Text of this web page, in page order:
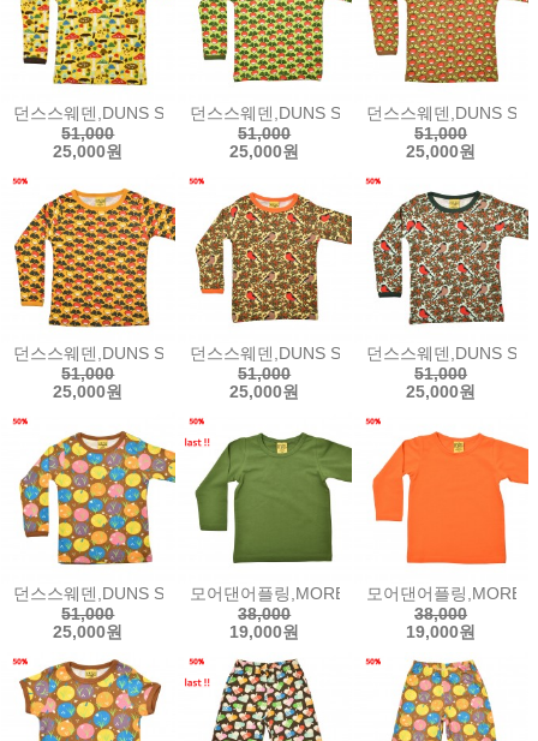
던스스웨덴,DUNS SWEDEN Long Sleeve Tops - Mushroom Yellow
51,000
25,000원
던스스웨덴,DUNS SWEDEN Long Sleeve
51,000
25,000원
던스스웨덴,DUNS
51,000
25,000원
던스스웨덴,DUNS SWEDEN Long Sleeve Tops - Yellow Multi
51,000
25,000원
던스스웨덴,DUNS SWEDEN Long Sleeve
51,000
25,000원
던스스웨덴,DUNS
51,000
25,000원
던스스웨덴,DUNS SWEDEN Long Sleeve Tops - Snowdrops긴팔티
51,000
25,000원
모어댄어플링,MORE THAN A FLING Long
38,000
19,000원
모어댄어플링,MORE
38,000
19,000원